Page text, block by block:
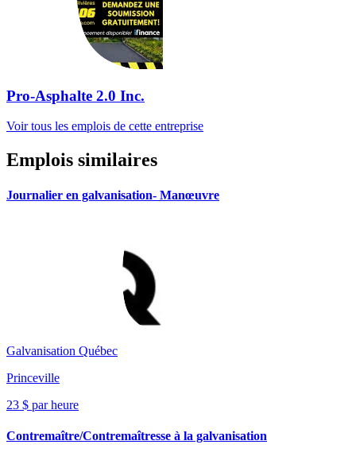
Pro-Asphalte 2.0 Inc.
Voir tous les emplois de cette entreprise
Emplois similaires
Journalier en galvanisation- Manœuvre
Galvanisation Québec
Princeville
23 $ par heure
Contremaître/Contremaîtresse à la galvanisation